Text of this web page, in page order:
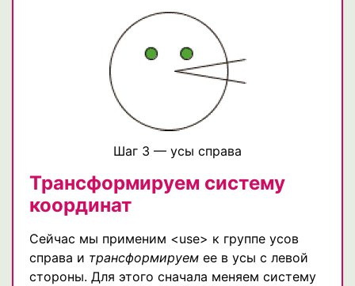
Шаг 3 — усы справа
Трансформируем систему
координат
Сейчас мы применим <use> к группе усов
справа и трансформируем ее в усы с левой
стороны. Для этого сначала меняем систему